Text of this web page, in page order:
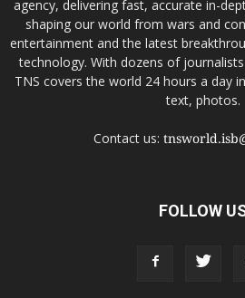
agency, delivering fast, accurate in-
shaping our world from wars and
entertainment and the latest
technology. With dozens of
TNS covers the world 24 hours a day
text, photos.
Contact us:
FOLLOW